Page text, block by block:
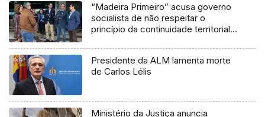
“Madeira Primeiro” acusa governo
socialista de não respeitar o
princípio da continuidade territorial
Presidente da ALM lamenta morte
de Carlos Lélis
Ministério da Justiça anuncia